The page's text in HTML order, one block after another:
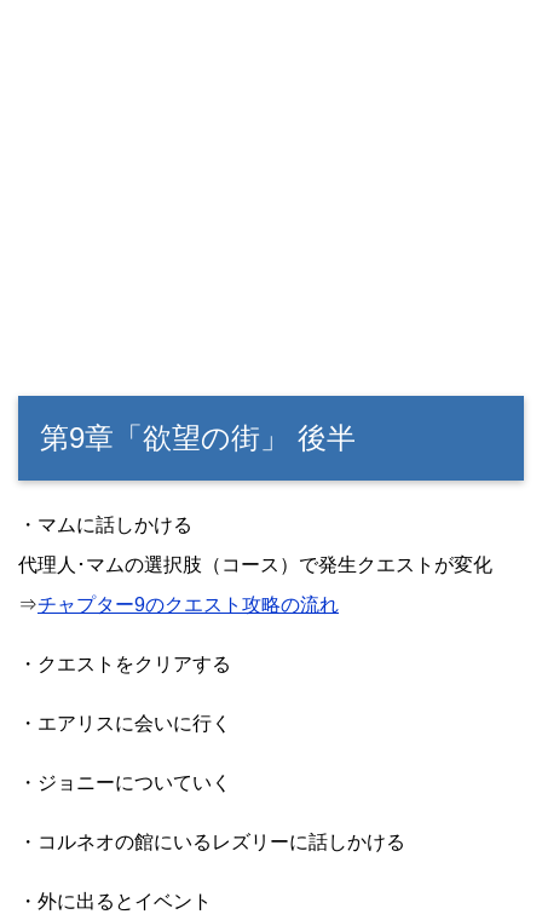
第9章「欲望の街」 後半
・マムに話しかける
代理人･マムの選択肢（コース）で発生クエストが変化
⇒チャプター9のクエスト攻略の流れ
・クエストをクリアする
・エアリスに会いに行く
・ジョニーについていく
・コルネオの館にいるレズリーに話しかける
・外に出るとイベント